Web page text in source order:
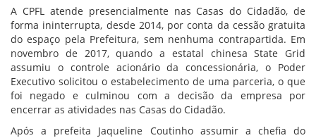
A CPFL atende presencialmente nas Casas do Cidadão, de
forma ininterrupta, desde 2014, por conta da cessão gratuita
do espaço pela Prefeitura, sem nenhuma contrapartida. Em
novembro de 2017, quando a estatal chinesa State Grid
assumiu o controle acionário da concessionária, o Poder
Executivo solicitou o estabelecimento de uma parceria, o que
foi negado e culminou com a decisão da empresa por
encerrar as atividades nas Casas do Cidadão.
Após a prefeita Jaqueline Coutinho assumir a chefia do